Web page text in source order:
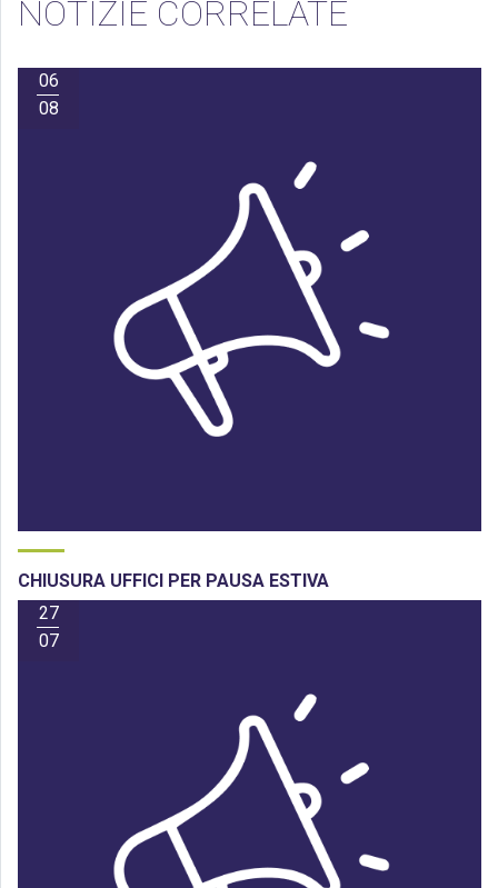
NOTIZIE CORRELATE
06
08
CHIUSURA UFFICI PER PAUSA ESTIVA
27
07